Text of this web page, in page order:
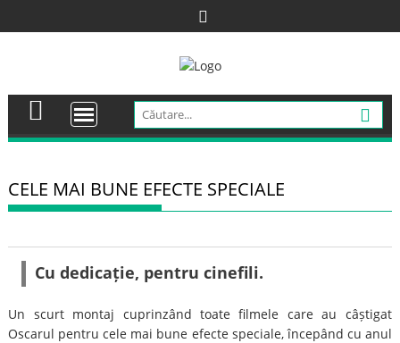
to
CELE MAI BUNE EFECTE SPECIALE
Cu dedicație, pentru cinefili.
Un scurt montaj cuprinzând toate filmele care au câștigat
Oscarul pentru cele mai bune efecte speciale, începând cu anul